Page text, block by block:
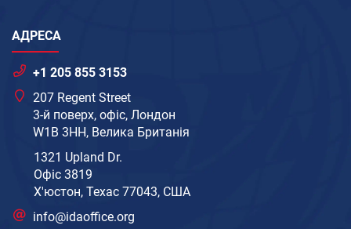
АДРЕСА
+1 205 855 3153
207 Regent Street
3-й поверх, офіс, Лондон
W1B 3HH, Велика Британія
1321 Upland Dr.
Офіс 3819
Х'юстон, Техас 77043, США
info@idaoffice.org